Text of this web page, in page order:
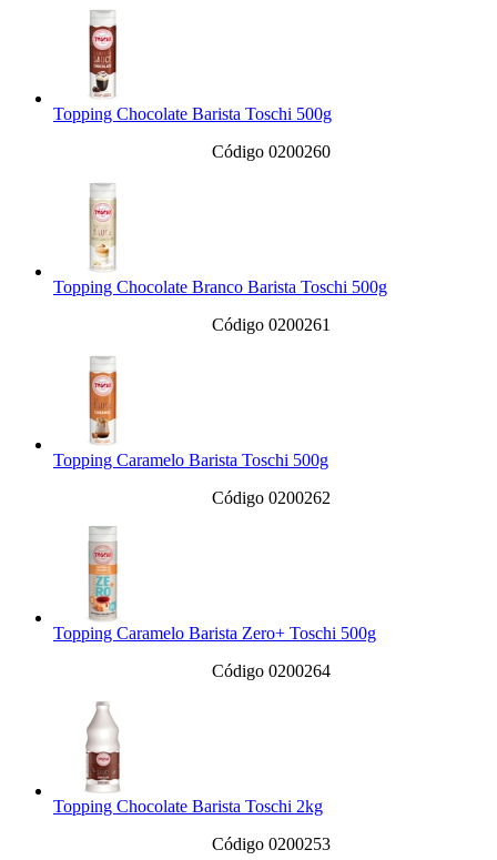
Topping Chocolate Barista Toschi 500g
Código 0200260
Topping Chocolate Branco Barista Toschi 500g
Código 0200261
Topping Caramelo Barista Toschi 500g
Código 0200262
Topping Caramelo Barista Zero+ Toschi 500g
Código 0200264
Topping Chocolate Barista Toschi 2kg
Código 0200253